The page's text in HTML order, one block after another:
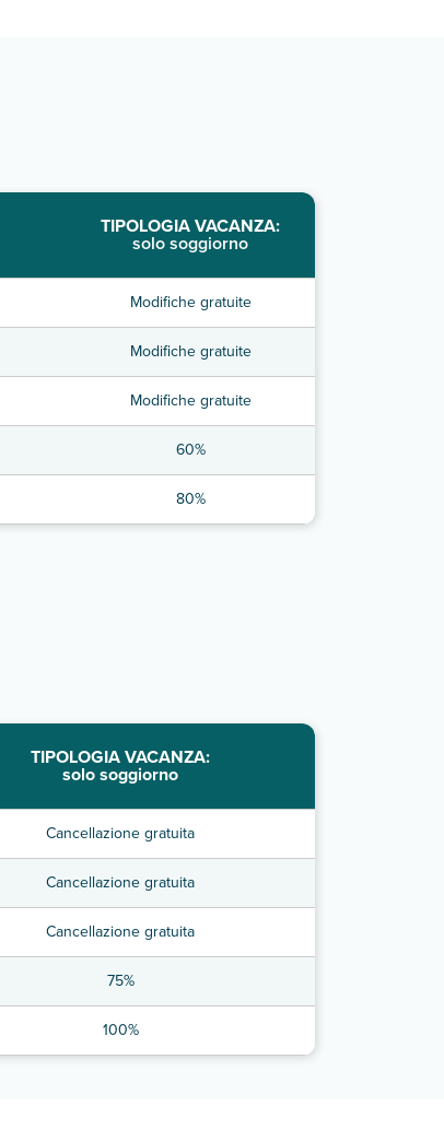
TIPOLOGIA VACANZA:
solo soggiorno
Modifiche gratuite
Modifiche gratuite
Modifiche gratuite
60%
80%
TIPOLOGIA VACANZA:
solo soggiorno
Cancellazione gratuita
Cancellazione gratuita
Cancellazione gratuita
75%
100%